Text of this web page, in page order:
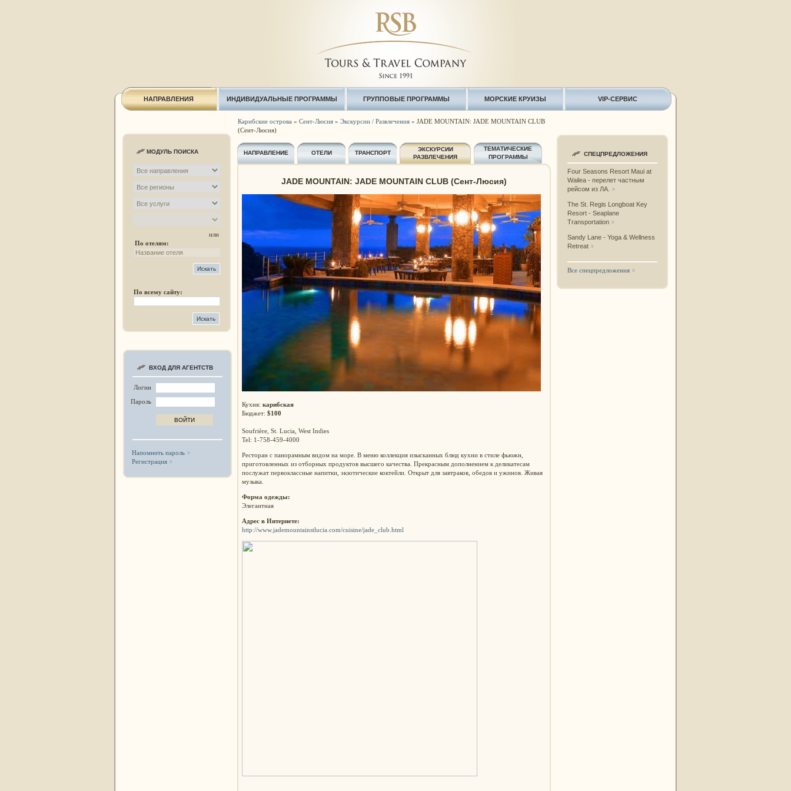
НАПРАВЛЕНИЯ ИНДИВИДУАЛЬНЫЕ ПРОГРАММЫ ГРУППОВЫЕ ПРОГРАММЫ МОРСКИЕ КРУИЗЫ VIP-СЕРВИС
МОДУЛЬ ПОИСКА
или
По отелям:
По всему сайту:
ВХОД ДЛЯ АГЕНТСТВ
Логин
Пароль
Напомнить пароль
Регистрация
Карибские острова » Сент-Люсия» Экскурсии / Развлечения» JADE MOUNTAIN: JADE MOUNTAIN CLUB
(Сент-Люсия)
НАПРАВЛЕНИЕ ОТЕЛИ ТРАНСПОРТ
ЭКСКУРСИИ
РАЗВЛЕЧЕНИЯ
ТЕМАТИЧЕСКИЕ
ПРОГРАММЫ
JADE MOUNTAIN: JADE MOUNTAIN CLUB (Сент-Люсия)
Кухня: карибская
Бюджет: $100
Soufrière, St. Lucia, West Indies
Tel: 1-758-459-4000
Ресторан с панорамным видом на море. В меню коллекция изысканных блюд кухни в стиле фьюжн,
приготовленных из отборных продуктов высшего качества. Прекрасным дополнением к деликатесам
послужат первоклассные напитки, экзотические коктейли. Открыт для завтраков, обедов и ужинов. Живая
музыка.
Форма одежды:
Элегантная
Адрес в Интернете:
http://www.jademountainstlucia.com/cuisine/jade_club.html
СПЕЦПРЕДЛОЖЕНИЯ
Four Seasons Resort Maui at
Wailea - перелет частным
рейсом из ЛА.
The St. Regis Longboat Key
Resort - Seaplane
Transportation
Sandy Lane - Yoga & Wellness
Retreat
Все спецпредложения